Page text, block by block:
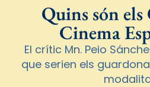
Quins són els
Cinema
El crític Mn. Peio
que serien els